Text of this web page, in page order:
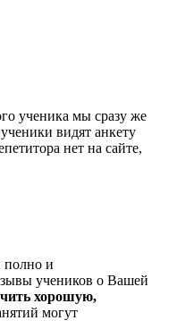
ученика мы сразу же
видят анкету
нет на сайте,
полно и
учеников о Вашей
хорошую,
могут